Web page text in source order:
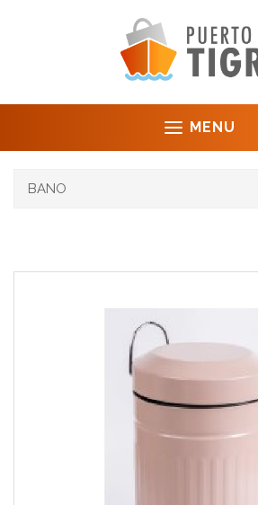
MENU
BANO